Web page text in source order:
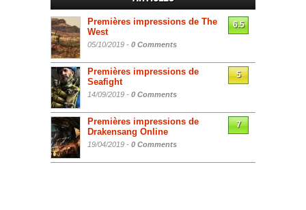
Premières impressions de The
West
05/10/2019 - 0 Comments
6.5
Premières impressions de
Seafight
14/09/2019 - 0 Comments
5
Premières impressions de
Drakensang Online
19/04/2019 - 0 Comments
7